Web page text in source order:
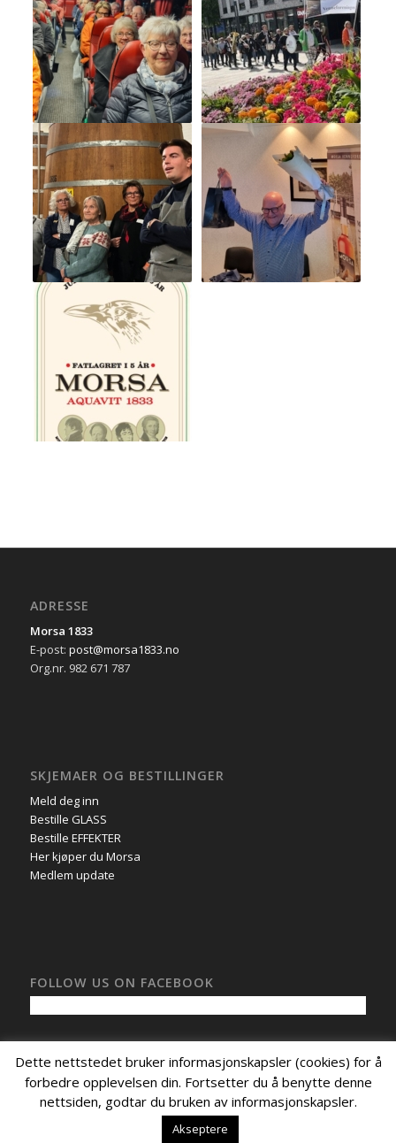
ADRESSE
Morsa 1833
E-post: post@morsa1833.no
Org.nr. 982 671 787
SKJEMAER OG BESTILLINGER
Meld deg inn
Bestille GLASS
Bestille EFFEKTER
Her kjøper du Morsa
Medlem update
FOLLOW US ON FACEBOOK
© Copyright - Morsa Aquavit 1833,Nettside levert av CoreTrek AS.
HER KJØPER DU MORSA
Dette nettstedet bruker informasjonskapsler (cookies) for å
forbedre opplevelsen din. Fortsetter du å benytte denne
nettsiden, godtar du bruken av informasjonskapsler.
Akseptere